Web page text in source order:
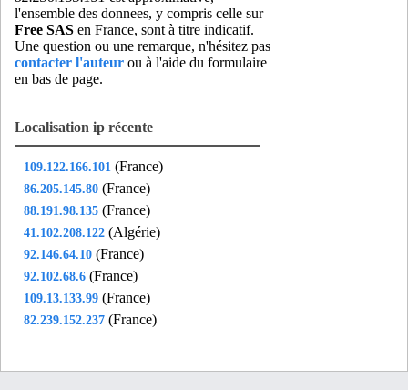
l'ensemble des donnees, y compris celle sur
Free SAS en France, sont à titre indicatif.
Une question ou une remarque, n'hésitez pas
contacter l'auteur ou à l'aide du formulaire
en bas de page.
Localisation ip récente
109.122.166.101 (France)
86.205.145.80 (France)
88.191.98.135 (France)
41.102.208.122 (Algérie)
92.146.64.10 (France)
92.102.68.6 (France)
109.13.133.99 (France)
82.239.152.237 (France)